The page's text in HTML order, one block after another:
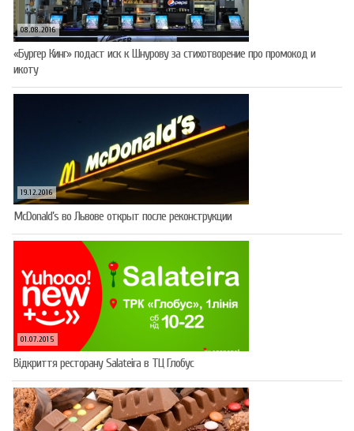
08.08.2016
«Бургер Кинг» подаст иск к Шнурову за стихотворение про промокод и
икоту
19.12.2016
McDonald’s во Львове открыт после реконструкции
01.07.2015
Відкриття ресторану Salateirа в ТЦ Глобус